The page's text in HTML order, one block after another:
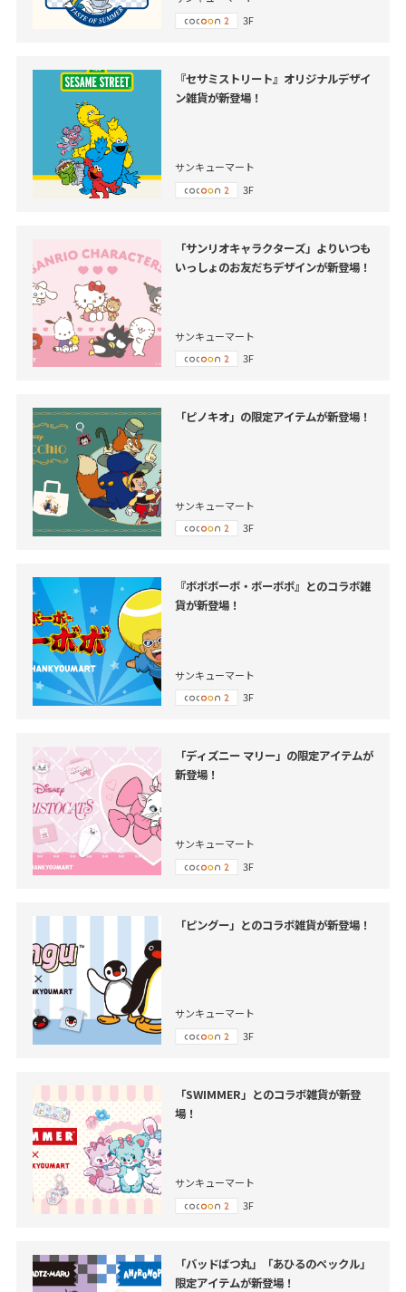
3F
『セサミストリート』オリジナルデザイ
ン雑貨が新登場！
サンキューマート
3F
「サンリオキャラクターズ」よりいつも
いっしょのお友だちデザインが新登場！
サンキューマート
3F
「ピノキオ」の限定アイテムが新登場！
サンキューマート
3F
『ボボボーボ・ボーボボ』とのコラボ雑
貨が新登場！
サンキューマート
3F
「ディズニー マリー」の限定アイテムが
新登場！
サンキューマート
3F
「ピングー」とのコラボ雑貨が新登場！
サンキューマート
3F
「SWIMMER」とのコラボ雑貨が新登
場！
サンキューマート
3F
「バッドばつ丸」「あひるのペックル」
限定アイテムが新登場！